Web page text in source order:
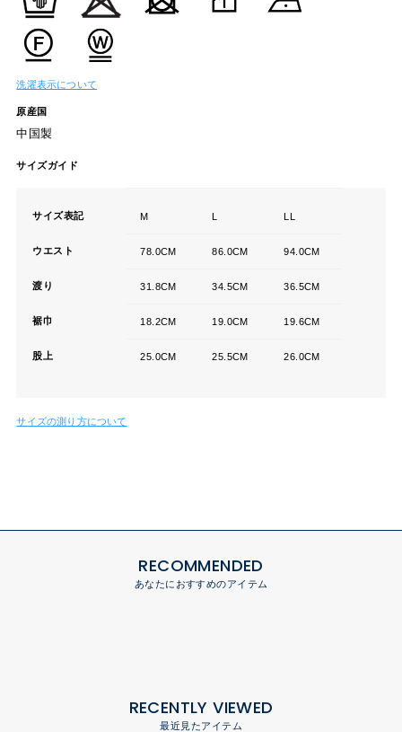
洗濯表示について
原産国
中国製
サイズガイド
サイズ表記 M L LL
ウエスト 78.0CM 86.0CM 94.0CM
渡り 31.8CM 34.5CM 36.5CM
裾巾 18.2CM 19.0CM 19.6CM
股上 25.0CM 25.5CM 26.0CM
サイズの測り方について
RECOMMENDED
あなたにおすすめのアイテム
RECENTLY VIEWED
最近見たアイテム